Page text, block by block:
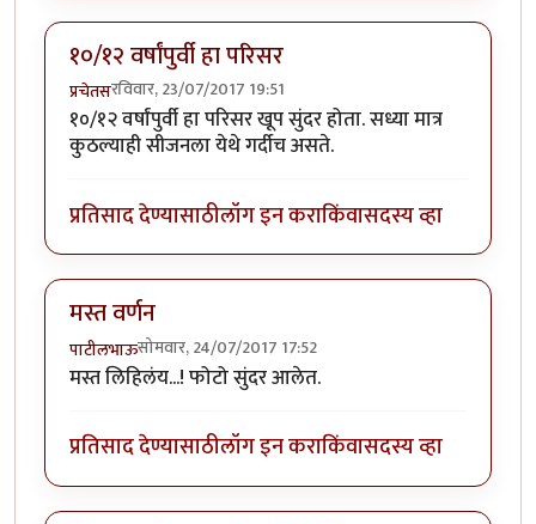
१०/१२ वर्षांपुर्वी हा परिसर
प्रचेतसरविवार, 23/07/2017 19:51
१०/१२ वर्षांपुर्वी हा परिसर खूप सुंदर होता. सध्या मात्र
कुठल्याही सीजनला येथे गर्दीच असते.
प्रतिसाद देण्यासाठीलॉग इन कराकिंवासदस्य व्हा
मस्त वर्णन
पाटीलभाऊसोमवार, 24/07/2017 17:52
मस्त लिहिलंय...! फोटो सुंदर आलेत.
प्रतिसाद देण्यासाठीलॉग इन कराकिंवासदस्य व्हा